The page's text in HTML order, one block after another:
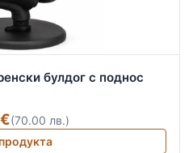
булдог с поднос
(70.00 лв.)